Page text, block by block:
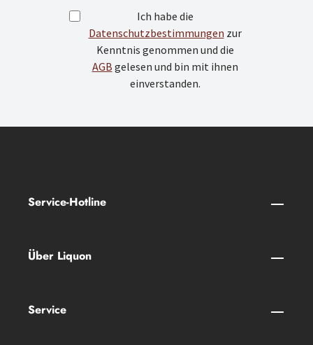
Ich habe die
Datenschutzbestimmungen zur
Kenntnis genommen und die
AGB gelesen und bin mit ihnen
einverstanden.
Service-Hotline
Über Liquon
Service